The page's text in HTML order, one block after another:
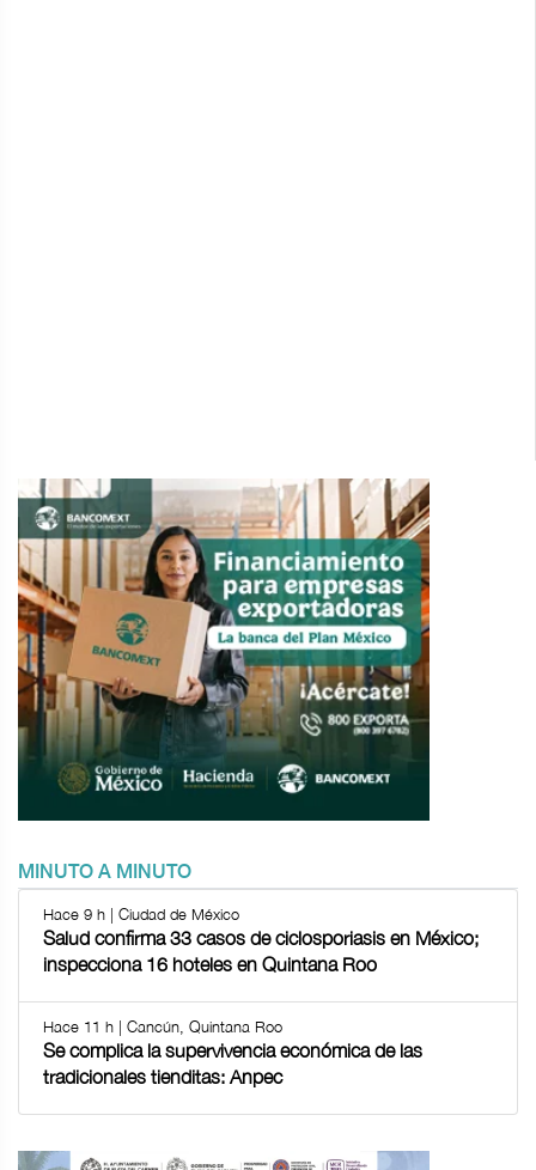
MINUTO A MINUTO
Hace 9 h | Ciudad de México
Salud confirma 33 casos de ciclosporiasis en México;
inspecciona 16 hoteles en Quintana Roo
Hace 11 h | Cancún, Quintana Roo
Se complica la supervivencia económica de las
tradicionales tienditas: Anpec